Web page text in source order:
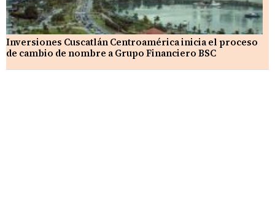
Inversiones Cuscatlán Centroamérica inicia el proceso
de cambio de nombre a Grupo Financiero BSC